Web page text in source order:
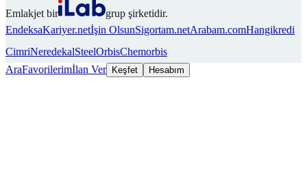
Emlakjet bir
grup şirketidir.
EndeksaKariyer.netİşin OlsunSigortam.netArabam.comHangikredi
CimriNeredekalSteelOrbisChemorbis
AraFavorilerimİlan Ver Keşfet Hesabım